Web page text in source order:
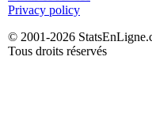
Privacy policy
© 2001-2026
Tous droits réservés